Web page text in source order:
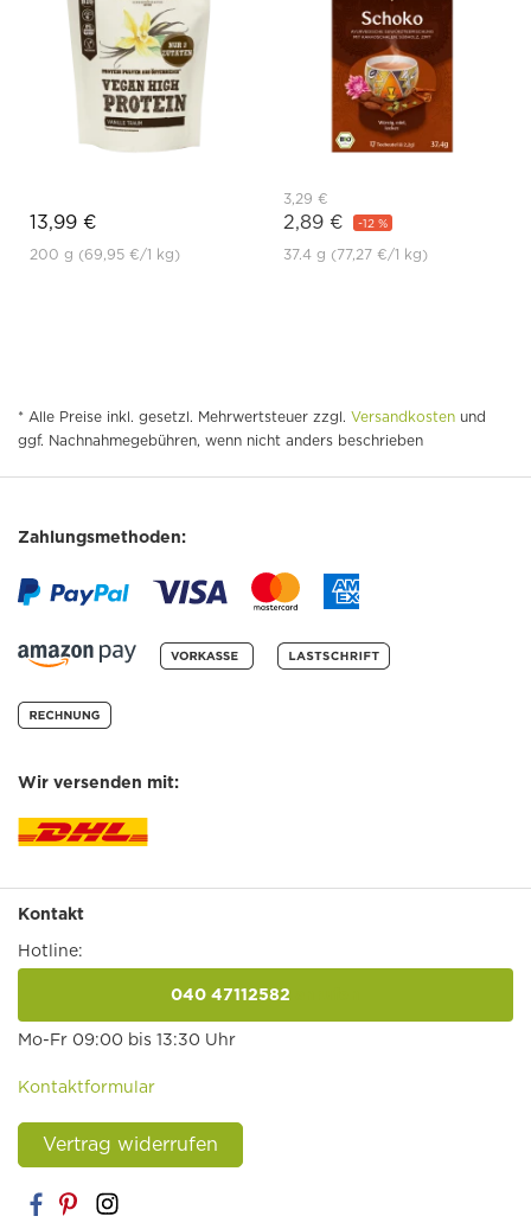
13,99 €
200 g (69,95 €/1 kg)
3,29 €
2,89 € -12 %
37.4 g (77,27 €/1 kg)
* Alle Preise inkl. gesetzl. Mehrwertsteuer zzgl. Versandkosten und
ggf. Nachnahmegebühren, wenn nicht anders beschrieben
Zahlungsmethoden:
Wir versenden mit:
Kontakt
Hotline:
040 47112582
Mo-Fr 09:00 bis 13:30 Uhr
Kontaktformular
Vertrag widerrufen